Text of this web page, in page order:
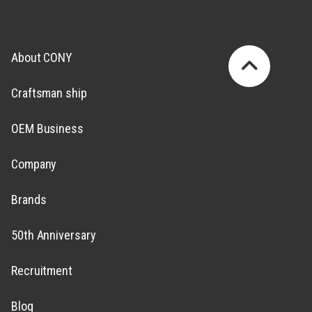
About CONY
Craftsman ship
OEM Business
Company
Brands
50th Anniversary
Recruitment
Blog